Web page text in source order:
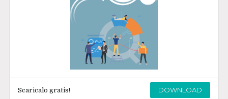
Scaricalo gratis! DOWNLOAD